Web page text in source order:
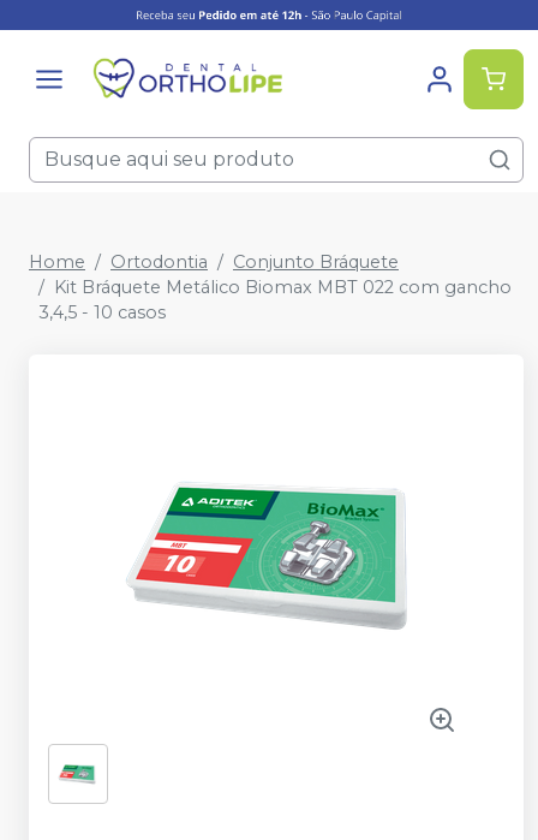
Home Ortodontia
Conjunto Bráquete
Kit Bráquete Metálico Biomax MBT 022 com gancho
3,4,5 - 10 casos